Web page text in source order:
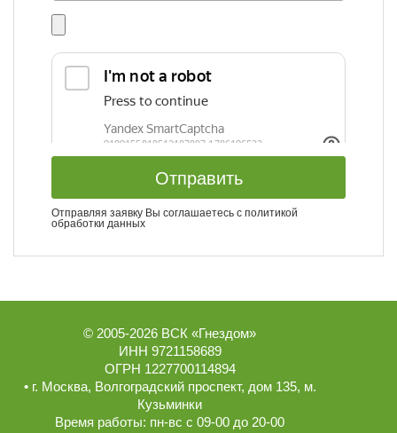
Отправить
Отправляя заявку Вы соглашаетесь с политикой
обработки данных
© 2005-2026 ВСК «Гнездом»
ИНН 9721158689
ОГРН 1227700114894
• г. Москва, Волгоградский проспект, дом 135, м.
Кузьминки
Время работы: пн-вс с 09-00 до 20-00